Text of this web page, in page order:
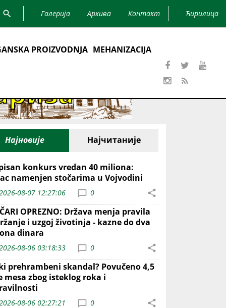
Галерија Архива Контакт Ћирилица
PROIZVODNJA MEHANIZACIJA
Најновије Најчитаније
konkurs vredan 40 miliona:
namenjen stočarima u Vojvodini
08-07 12:27:06 0
OPREZNO: Država menja pravila
i uzgoj životinja - kazne do dva
dinara
08-06 03:18:33 0
prehrambeni skandal? Povučeno 4,5
mesa zbog isteklog roka i
08-06 02:27:21 0